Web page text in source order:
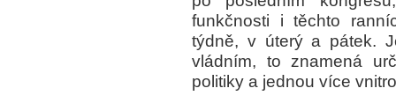
funkčnosti i těchto
týdně, v úterý a pátek.
vládním, to znamená
politiky a jednou více